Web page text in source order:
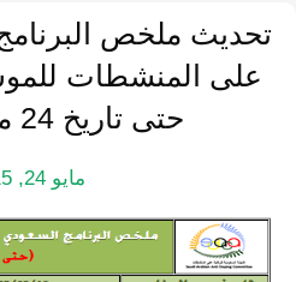
تحديث ملخص
حتى تاريخ 24 مايو 2015م
مايو 24, 2015